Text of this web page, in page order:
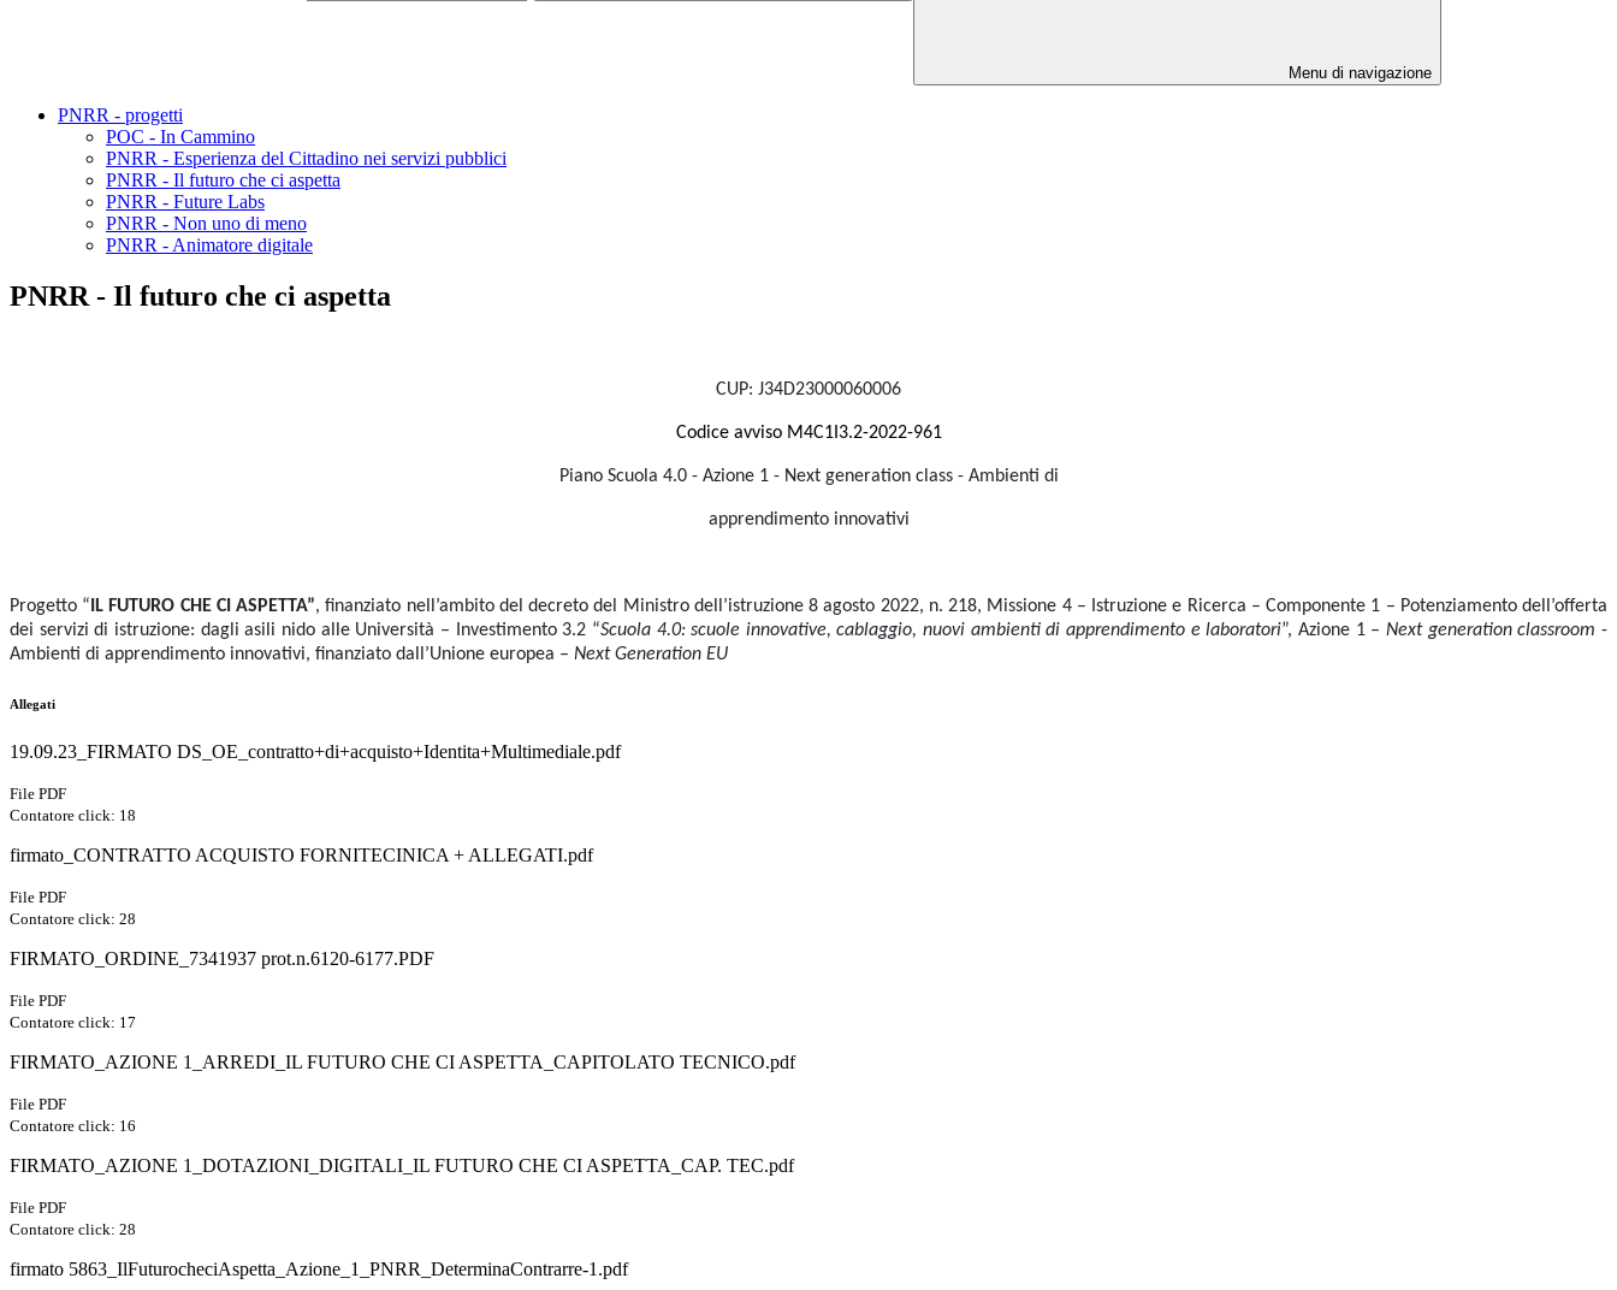
Menu di navigazione
PNRR - progetti
POC - In Cammino
PNRR - Esperienza del Cittadino nei servizi pubblici
PNRR - Il futuro che ci aspetta
PNRR - Future Labs
PNRR - Non uno di meno
PNRR - Animatore digitale
PNRR - Il futuro che ci aspetta
CUP: J34D23000060006
Codice avviso M4C1I3.2-2022-961
Piano Scuola 4.0 - Azione 1 - Next generation class - Ambienti di
apprendimento innovativi
Progetto “ IL FUTURO CHE CI ASPETTA”, finanziato nell’ambito del decreto del Ministro dell’istruzione 8 agosto 2022, n. 218, Missione 4 – Istruzione e Ricerca – Componente 1 – Potenziamento dell’offerta
dei servizi di istruzione: dagli asili nido alle Università – Investimento 3.2 “Scuola 4.0: scuole innovative, cablaggio, nuovi ambienti di apprendimento e laboratori”, Azione 1 –Next generation classroom-
Ambienti di apprendimento innovativi, finanziato dall’Unione europea – Next Generation EU
Allegati
19.09.23_FIRMATO DS_OE_contratto+di+acquisto+Identita+Multimediale.pdf
File PDF
Contatore click: 18
firmato_CONTRATTO ACQUISTO FORNITECINICA + ALLEGATI.pdf
File PDF
Contatore click: 28
FIRMATO_ORDINE_7341937 prot.n.6120-6177.PDF
File PDF
Contatore click: 17
FIRMATO_AZIONE 1_ARREDI_IL FUTURO CHE CI ASPETTA_CAPITOLATO TECNICO.pdf
File PDF
Contatore click: 16
FIRMATO_AZIONE 1_DOTAZIONI_DIGITALI_IL FUTURO CHE CI ASPETTA_CAP. TEC.pdf
File PDF
Contatore click: 28
firmato 5863_IlFuturocheciAspetta_Azione_1_PNRR_DeterminaContrarre-1.pdf